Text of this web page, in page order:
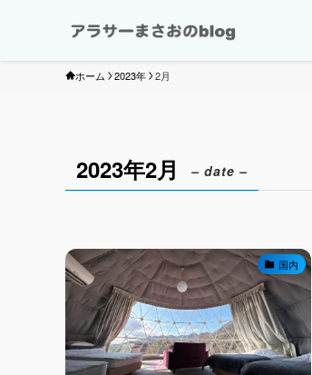
ホーム 2023年 2月
2023年2月 – date –
国内